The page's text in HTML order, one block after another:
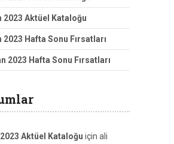
2023 Aktüel Kataloğu
2023 Hafta Sonu Fırsatları
2023 Hafta Sonu Fırsatları
Aktüel Kataloğu için ali